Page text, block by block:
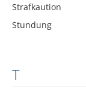
Strafkaution
Stundung
T